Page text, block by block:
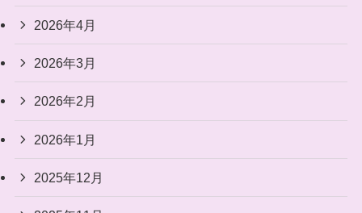
2026年4月
2026年3月
2026年2月
2026年1月
2025年12月